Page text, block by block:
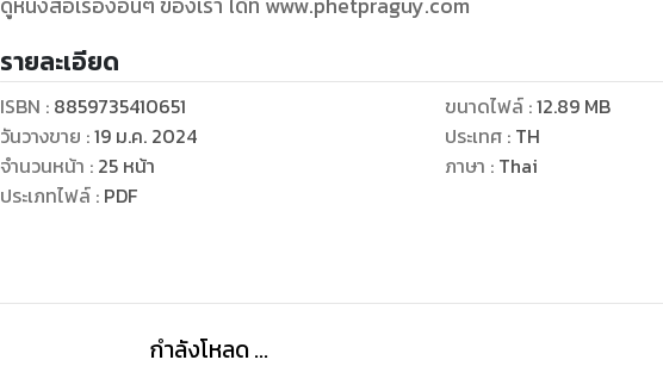
รายละเอียด
ISBN : 8859735410651
วันวางขาย :19 ม.ค. 2024
จำนวนหน้า : 25 หน้า
ประเภทไฟล์: PDF
ขนาดไฟล์:12.89 MB
ประเทศ : TH
ภาษา : Thai
กำลังโหลด ...